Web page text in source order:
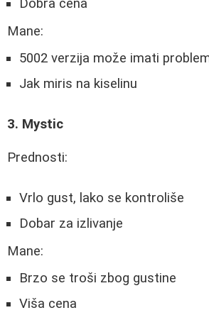
Dobra cena
Mane:
5002 verzija može imati
Jak miris na kiselinu
3. Mystic
Prednosti:
Vrlo gust, lako se kontroliše
Dobar za izlivanje
Mane:
Brzo se troši zbog gustine
Viša cena